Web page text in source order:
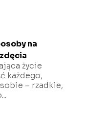
na
życie
każdego,
– rzadkie,